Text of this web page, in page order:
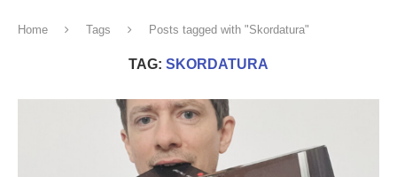
Home Tags Posts tagged with "Skordatura"
TAG: SKORDATURA